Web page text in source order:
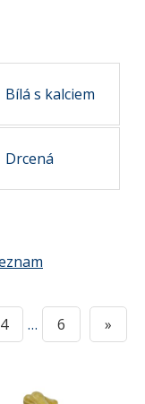
Bílá s kalciem
Drcená
4 … 6 »